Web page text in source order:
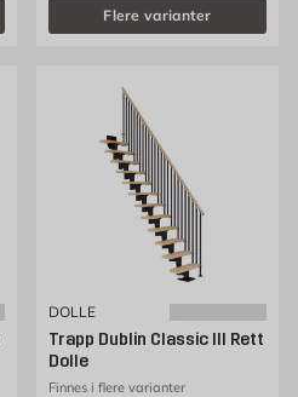
Flere varianter
DOLLE
Trapp Dublin Classic III Rett
Dolle
Finnes i flere varianter